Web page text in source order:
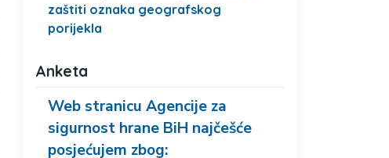
zaštiti oznaka geografskog
porijekla
Anketa
Web stranicu Agencije za
sigurnost hrane BiH najčešće
posjećujem zbog: